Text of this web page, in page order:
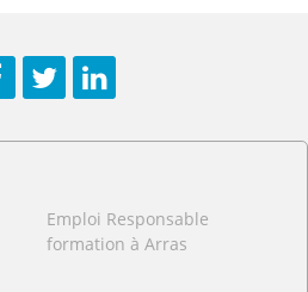
Emploi Responsable
formation à Arras